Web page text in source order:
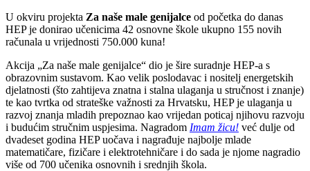
U okviru projekta Za naše male genijalce od početka do danas
HEP je donirao učenicima 42 osnovne škole ukupno 155 novih
računala u vrijednosti 750.000 kuna!
Akcija „Za naše male genijalce“ dio je šire suradnje HEP-a s
obrazovnim sustavom. Kao velik poslodavac i nositelj energetskih
djelatnosti (što zahtijeva znatna i stalna ulaganja u stručnost i znanje)
te kao tvrtka od strateške važnosti za Hrvatsku, HEP je ulaganja u
razvoj znanja mladih prepoznao kao vrijedan poticaj njihovu razvoju
i budućim stručnim uspjesima. Nagradom Imam žicu! već dulje od
dvadeset godina HEP uočava i nagrađuje najbolje mlade
matematičare, fizičare i elektrotehničare i do sada je njome nagradio
više od 700 učenika osnovnih i srednjih škola.